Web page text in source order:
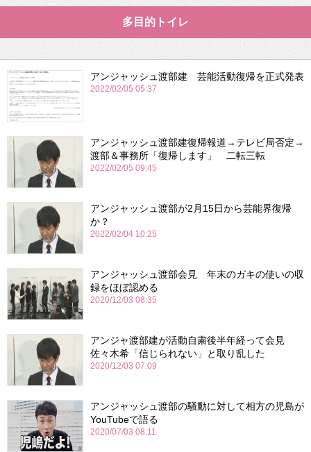
多目的トイレ
アンジャッシュ渡部建 芸能活動復帰を正式発表
2022/02/05 05:37
アンジャッシュ渡部建復帰報道→テレビ局否定→
渡部＆事務所「復帰します」 二転三転
2022/02/05 09:45
アンジャッシュ渡部が2月15日から芸能界復帰
か？
2022/02/04 10:25
アンジャッシュ渡部会見 年末のガキの使いの収
録をほぼ認める
2020/12/03 08:35
アンジャ渡部建が活動自粛後半年経って会見
佐々木希「信じられない」と取り乱した
2020/12/03 07:09
アンジャッシュ渡部の騒動に対して相方の児島が
YouTubeで語る
2020/07/03 08:11